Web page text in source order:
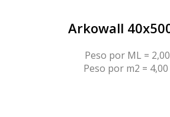
Arkowall
Peso por ML =
Peso por m2 =